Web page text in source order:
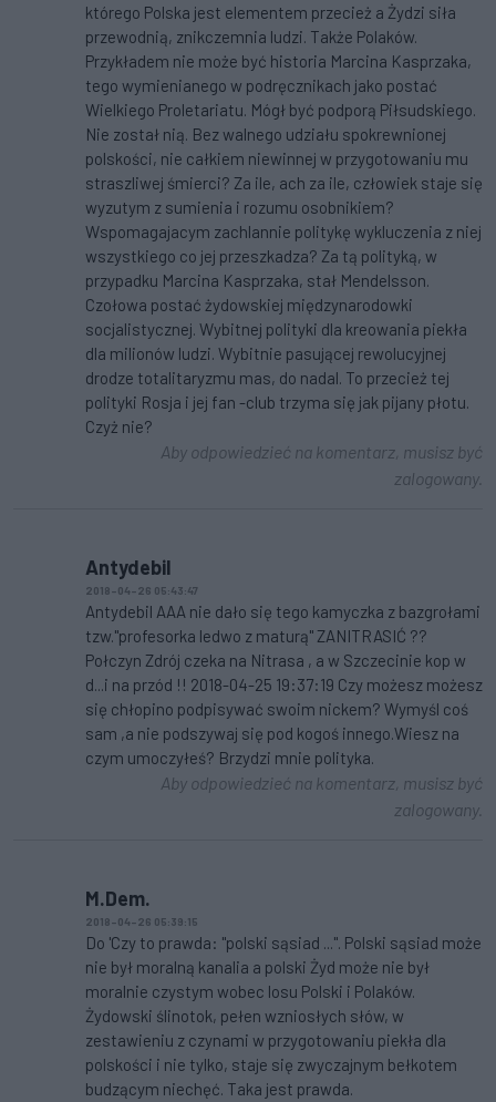
którego Polska jest elementem przecież a Żydzi siła
przewodnią, znikczemnia ludzi. Także Polaków.
Przykładem nie może być historia Marcina Kasprzaka,
tego wymienianego w podręcznikach jako postać
Wielkiego Proletariatu. Mógł być podporą Piłsudskiego.
Nie został nią. Bez walnego udziału spokrewnionej
polskości, nie całkiem niewinnej w przygotowaniu mu
straszliwej śmierci? Za ile, ach za ile, człowiek staje się
wyzutym z sumienia i rozumu osobnikiem?
Wspomagajacym zachlannie politykę wykluczenia z niej
wszystkiego co jej przeszkadza? Za tą polityką, w
przypadku Marcina Kasprzaka, stał Mendelsson.
Czołowa postać żydowskiej międzynarodowki
socjalistycznej. Wybitnej polityki dla kreowania piekła
dla milionów ludzi. Wybitnie pasującej rewolucyjnej
drodze totalitaryzmu mas, do nadal. To przecież tej
polityki Rosja i jej fan -club trzyma się jak pijany płotu.
Czyż nie?
Aby odpowiedzieć na komentarz, musisz być
zalogowany.
Antydebil
2018-04-26 05:43:47
Antydebil AAA nie dało się tego kamyczka z bazgrołami
tzw."profesorka ledwo z maturą" ZANITRASIĆ ??
Połczyn Zdrój czeka na Nitrasa , a w Szczecinie kop w
d...i na przód !! 2018-04-25 19:37:19 Czy możesz możesz
się chłopino podpisywać swoim nickem? Wymyśl coś
sam ,a nie podszywaj się pod kogoś innego.Wiesz na
czym umoczyłeś? Brzydzi mnie polityka.
Aby odpowiedzieć na komentarz, musisz być
zalogowany.
M.Dem.
2018-04-26 05:39:15
Do 'Czy to prawda: "polski sąsiad ...". Polski sąsiad może
nie był moralną kanalia a polski Żyd może nie był
moralnie czystym wobec losu Polski i Polaków.
Żydowski ślinotok, pełen wzniosłych słów, w
zestawieniu z czynami w przygotowaniu piekła dla
polskości i nie tylko, staje się zwyczajnym bełkotem
budzącym niechęć. Taka jest prawda.